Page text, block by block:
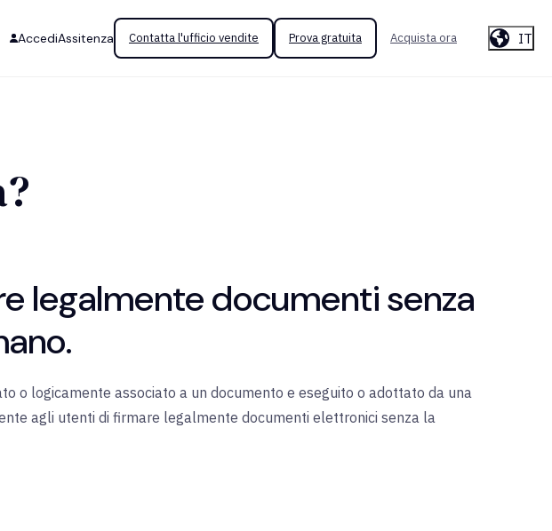
AccediAssitenza Contatta l'ufficio vendite Prova gratuita Acquista ora IT
legalmente documenti senza
o logicamente associato a un documento e eseguito o adottato da una
agli utenti di firmare legalmente documenti elettronici senza la